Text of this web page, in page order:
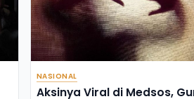
NASIONAL
Aksinya Viral di Medsos,